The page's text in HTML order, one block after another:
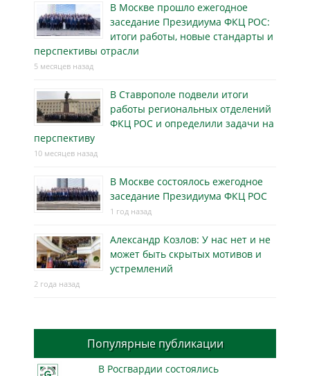
В Москве прошло ежегодное
заседание Президиума ФКЦ РОС:
итоги работы, новые стандарты и
перспективы отрасли
5 месяцев назад
В Ставрополе подвели итоги
работы региональных отделений
ФКЦ РОС и определили задачи на
перспективу
10 месяцев назад
В Москве состоялось ежегодное
заседание Президиума ФКЦ РОС
1 год назад
Александр Козлов: У нас нет и не
может быть скрытых мотивов и
устремлений
2 года назад
Популярные публикации
В Росгвардии состоялись